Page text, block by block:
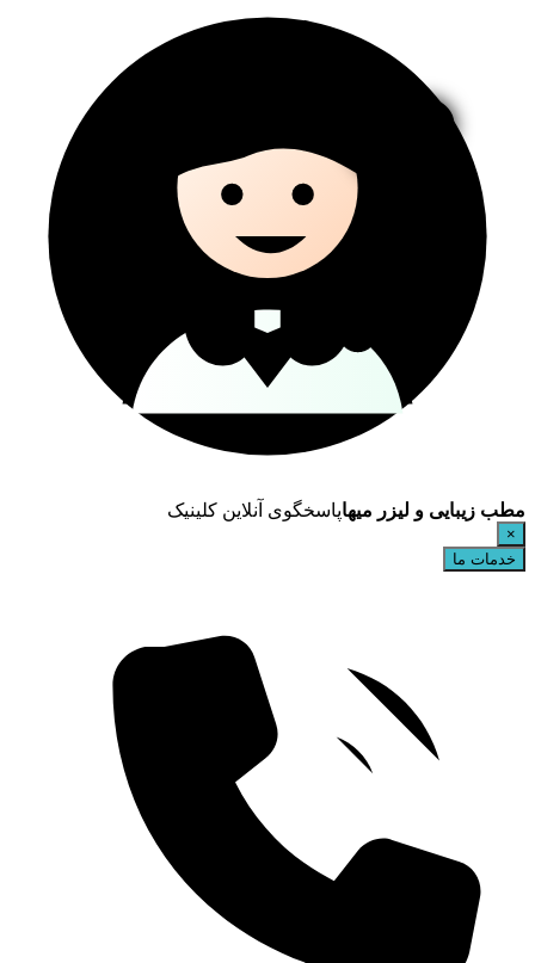
مطب زیبایی و لیزر میهاپاسخگوی آنلاین کلینیک
×
خدمات ما